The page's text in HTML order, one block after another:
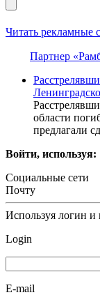
Читать рекламные
Партнер
области
предлагали
Войти, используя:
Социальные сети
Почту
Используя логин и
Login
E-mail